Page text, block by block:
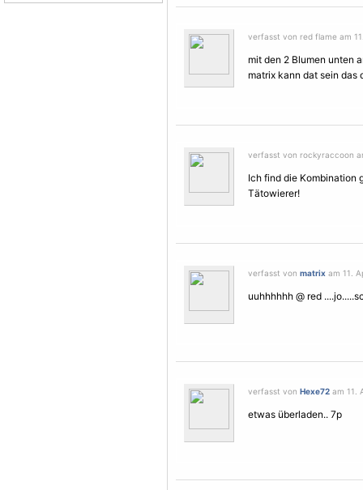
verfasst von red flame am
mit den 2 Blumen unten
matrix kann dat sein das
verfasst von rockyraccoon
Ich find die Kombination
Tätowierer!
verfasst von matrix am 11.
uuhhhhhh @ red
verfasst von Hexe72 am 11.
etwas überladen.. 7p